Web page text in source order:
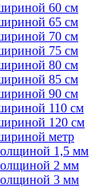
60 см
65 см
70 см
75 см
80 см
85 см
90 см
110 см
120 см
метр
1,5 мм
2 мм
3 мм